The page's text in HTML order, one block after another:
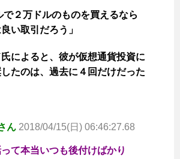
で２万ドルのものを買えるなら
い取引だろう」
によると、彼が仮想通貨投資に
たのは、過去に４回だけだった
ん 2018/04/15(日) 06:46:27.68
て本当いつも後付けばかり